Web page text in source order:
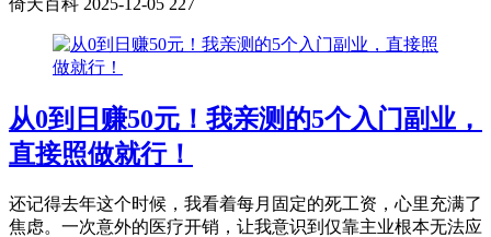
从0到日赚50元！我亲测的5个入门副业，
直接照做就行！
还记得去年这个时候，我看着每月固定的死工资，心里充满了
焦虑。一次意外的医疗开销，让我意识到仅靠主业根本无法应